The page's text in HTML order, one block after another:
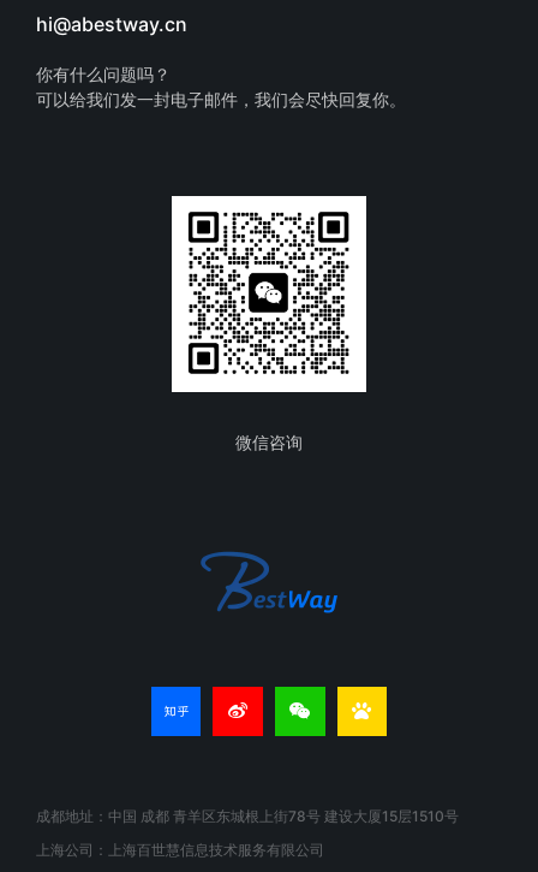
hi@abestway.cn
你有什么问题吗？
可以给我们发一封电子邮件，我们会尽快回复你。
微信咨询
成都地址：中国 成都 青羊区东城根上街78号 建设大厦15层1510号
上海公司：上海百世慧信息技术服务有限公司